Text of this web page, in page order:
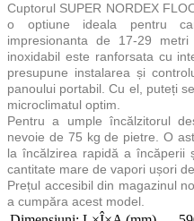
Cuptorul SUPER NORDEX
o optiune ideala pentru
impresionanta de 17-29
inoxidabil este ranforsata cu
presupune instalarea și
panoului portabil. Cu el, puteți
microclimatul optim.
Pentru a umple încălzitorul
nevoie de 75 kg de pietre. O
la încălzirea rapidă a încăperii
cantitate mare de vapori ușori
Prețul accesibil din magazinul
a cumpăra acest model.